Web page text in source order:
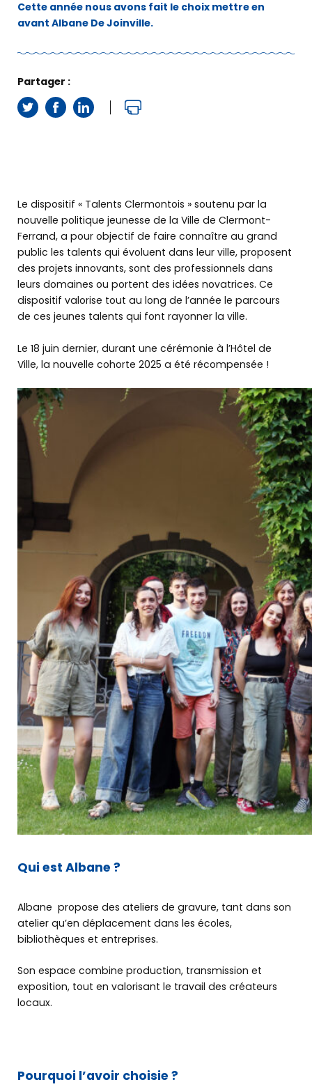
Qui sommes-nous ?
Offre de services
Cette année nous avons fait le choix mettre en
avant Albane De Joinville.
Partager :
Le dispositif « Talents Clermontois » soutenu par la
nouvelle politique jeunesse de la Ville de Clermont-
Ferrand, a pour objectif de faire connaître au grand
public les talents qui évoluent dans leur ville, proposent
des projets innovants, sont des professionnels dans
leurs domaines ou portent des idées novatrices. Ce
dispositif valorise tout au long de l’année le parcours
de ces jeunes talents qui font rayonner la ville.
Le 18 juin dernier, durant une cérémonie à l’Hôtel de
Ville, la nouvelle cohorte 2025 a été récompensée !
Qui est Albane ?
Albane propose des ateliers de gravure, tant dans son
atelier qu’en déplacement dans les écoles,
bibliothèques et entreprises.
Son espace combine production, transmission et
exposition, tout en valorisant le travail des créateurs
locaux.
Pourquoi l’avoir choisie ?